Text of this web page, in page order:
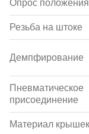
Опрос положения
Резьба на штоке
Демпфирование
Пневматическое
присоединение
Материал крышек